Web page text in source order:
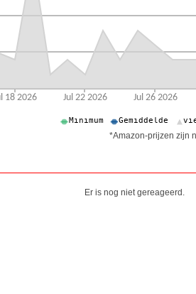
*Amazon-prijzen zijn
Er is nog niet gereageerd.